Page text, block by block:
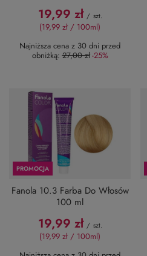
19,99 zł / szt.
(19,99 zł / 100ml)
Najniższa cena z 30 dni przed
obniżką:27,00 zł-25%
PROMOCJA
Fanola 10.3 Farba Do Włosów
100 ml
19,99 zł / szt.
(19,99 zł / 100ml)